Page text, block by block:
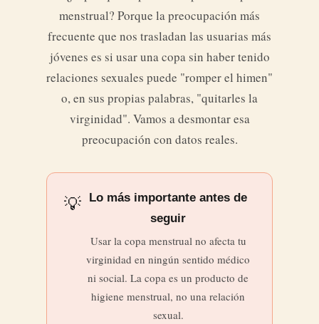
menstrual? Porque la preocupación más
frecuente que nos trasladan las usuarias más
jóvenes es si usar una copa sin haber tenido
relaciones sexuales puede "romper el himen"
o, en sus propias palabras, "quitarles la
virginidad". Vamos a desmontar esa
preocupación con datos reales.
💡
Lo más importante antes de
seguir
Usar la copa menstrual no afecta tu
virginidad en ningún sentido médico
ni social. La copa es un producto de
higiene menstrual, no una relación
sexual.